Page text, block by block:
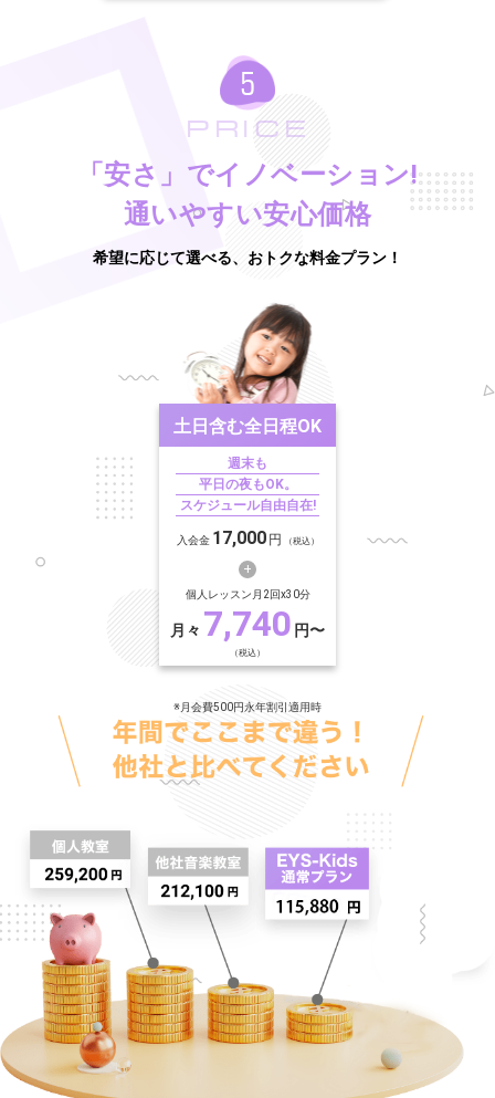
PRICE
「安さ」でイノベーション!
通いやすい安心価格
希望に応じて選べる、おトクな料金プラン！
土日含む全日程OK
週末も
平日の夜もOK。
スケジュール自由自在!
入会金 17,000 円 （税込）
個人レッスン月2回x30分
月々 7,740 円〜
（税込）
※月会費500円永年割引適用時